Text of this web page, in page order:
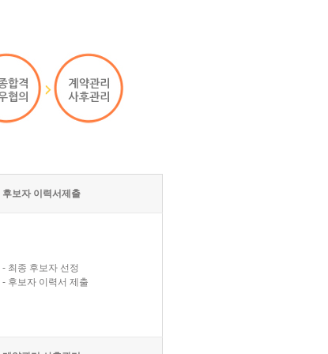
후보자 이력서제출
- 최종 후보자 선정
- 후보자 이력서 제출